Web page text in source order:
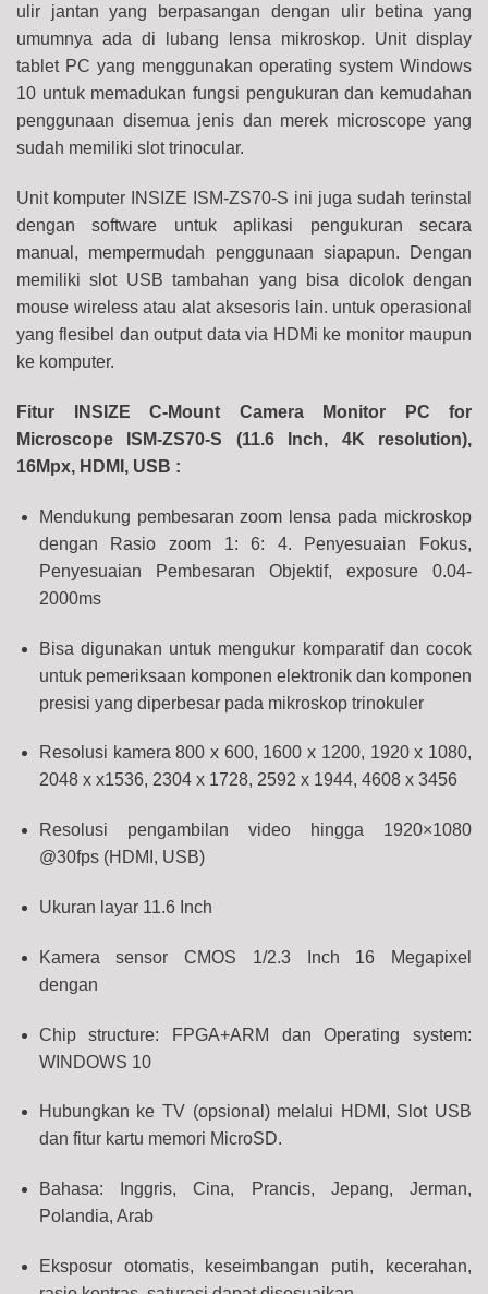
ulir jantan yang berpasangan dengan ulir betina yang
umumnya ada di lubang lensa mikroskop. Unit display
tablet PC yang menggunakan operating system Windows
10 untuk memadukan fungsi pengukuran dan kemudahan
penggunaan disemua jenis dan merek microscope yang
sudah memiliki slot trinocular.
Unit komputer INSIZE ISM-ZS70-S ini juga sudah terinstal
dengan software untuk aplikasi pengukuran secara
manual, mempermudah penggunaan siapapun. Dengan
memiliki slot USB tambahan yang bisa dicolok dengan
mouse wireless atau alat aksesoris lain. untuk operasional
yang flesibel dan output data via HDMi ke monitor maupun
ke komputer.
Fitur INSIZE C-Mount Camera Monitor PC for
Microscope ISM-ZS70-S (11.6 Inch, 4K resolution),
16Mpx, HDMI, USB :
Mendukung pembesaran zoom lensa pada mickroskop
dengan Rasio zoom 1: 6: 4. Penyesuaian Fokus,
Penyesuaian Pembesaran Objektif, exposure 0.04-
2000ms
Bisa digunakan untuk mengukur komparatif dan cocok
untuk pemeriksaan komponen elektronik dan komponen
presisi yang diperbesar pada mikroskop trinokuler
Resolusi kamera 800 x 600, 1600 x 1200, 1920 x 1080,
2048 x x1536, 2304 x 1728, 2592 x 1944, 4608 x 3456
Resolusi pengambilan video hingga 1920×1080
@30fps (HDMI, USB)
Ukuran layar 11.6 Inch
Kamera sensor CMOS 1/2.3 Inch 16 Megapixel
dengan
Chip structure: FPGA+ARM dan Operating system:
WINDOWS 10
Hubungkan ke TV (opsional) melalui HDMI, Slot USB
dan fitur kartu memori MicroSD.
Bahasa: Inggris, Cina, Prancis, Jepang, Jerman,
Polandia, Arab
Eksposur otomatis, keseimbangan putih, kecerahan,